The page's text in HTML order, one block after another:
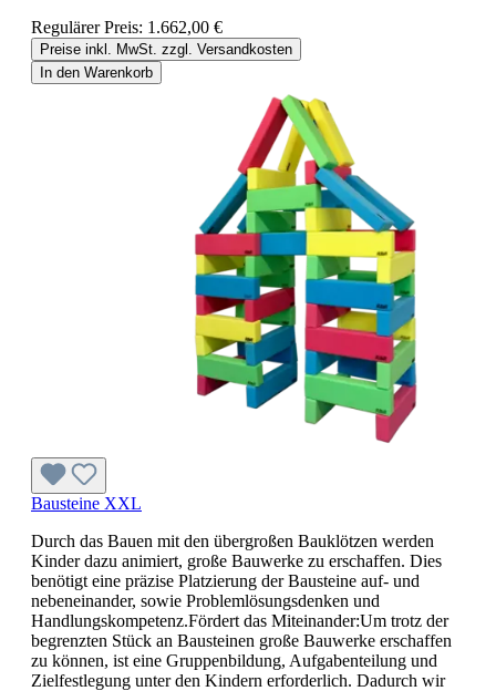
Regulärer Preis: 1.662,00 €
Preise inkl. MwSt. zzgl. Versandkosten
In den Warenkorb
Bausteine XXL
Durch das Bauen mit den übergroßen Bauklötzen werden
Kinder dazu animiert, große Bauwerke zu erschaffen. Dies
benötigt eine präzise Platzierung der Bausteine auf- und
nebeneinander, sowie Problemlösungsdenken und
Handlungskompetenz.Fördert das Miteinander:Um trotz der
begrenzten Stück an Bausteinen große Bauwerke erschaffen
zu können, ist eine Gruppenbildung, Aufgabenteilung und
Zielfestlegung unter den Kindern erforderlich. Dadurch wir